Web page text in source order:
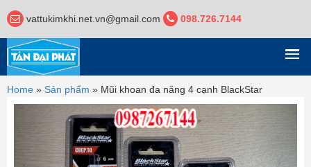
vattukimkhi.net.vn@gmail.com 098.726.7144
DANH MỤC
Home » Sản phẩm » Mũi khoan đa năng 4 cạnh BlackStar
Previous